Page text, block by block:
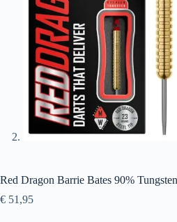
Red Dragon Barrie Bates 90%
€ 51,95